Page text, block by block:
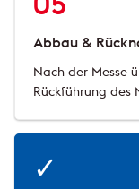
Abbau &
Nach der Messe
Rückführung des
✓